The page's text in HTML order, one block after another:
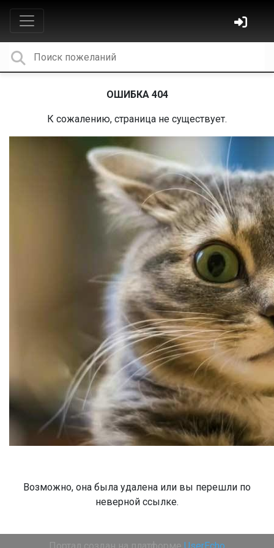
ОШИБКА 404
К сожалению, страница не существует.
Возможно, она была удалена или вы перешли по
неверной ссылке.